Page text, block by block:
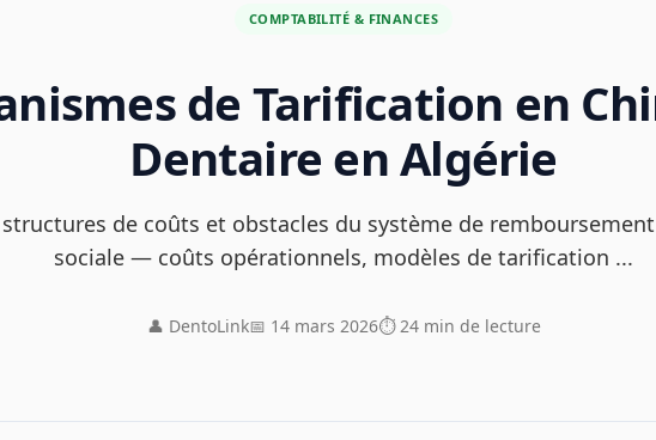
COMPTABILITÉ & FINANCES
de Tarification en
Dentaire en Algérie
de coûts et obstacles du système de
sociale — coûts opérationnels, modèles de tarification ...
👤 DentoLink📅 14 mars 2026⏱ 24 min de lecture